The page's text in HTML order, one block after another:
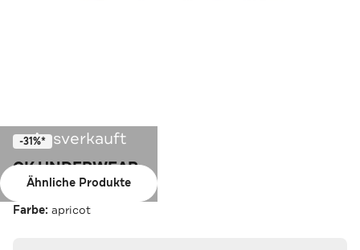
Ausverkauft
Ähnliche Produkte
-31%*
CK UNDERWEAR
Bustier apricot
Farbe: apricot